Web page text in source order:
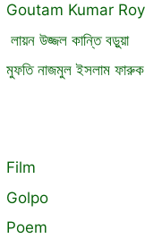
Goutam Kumar Roy
লায়ন উজ্জল কান্তি বড়ুয়া
মুফতি নাজমুল ইসলাম ফারুক
Film
Golpo
Poem